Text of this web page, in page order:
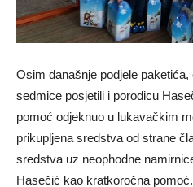
Osim današnje podjele
sedmice posjetili i porodicu
pomoć odjeknuo u lukavačkim
prikupljena sredstva od strane
sredstva uz neophodne
Hasečić kao kratkoročna pomoć.